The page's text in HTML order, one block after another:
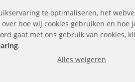
te optimaliseren, het
hoe wij cookies gebruiken en hoe
gaat met ons gebruik van cookies,
.
Alles weigeren